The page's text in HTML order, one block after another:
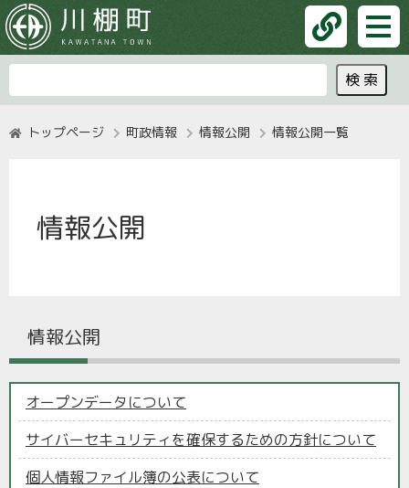
トップページ 町政情報 情報公開 情報公開一覧
情報公開
情報公開
オープンデータについて
サイバーセキュリティを確保するための方針について
個人情報ファイル簿の公表について